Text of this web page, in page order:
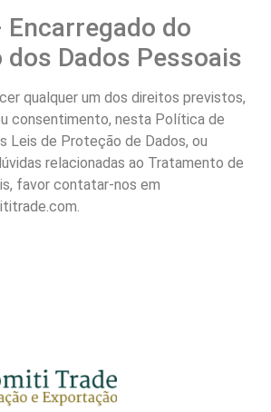
Encarregado do
Dados Pessoais
qualquer um dos direitos previstos,
consentimento, nesta Política de
Leis de Proteção de Dados, ou
relacionadas ao Tratamento de
favor contatar-nos em